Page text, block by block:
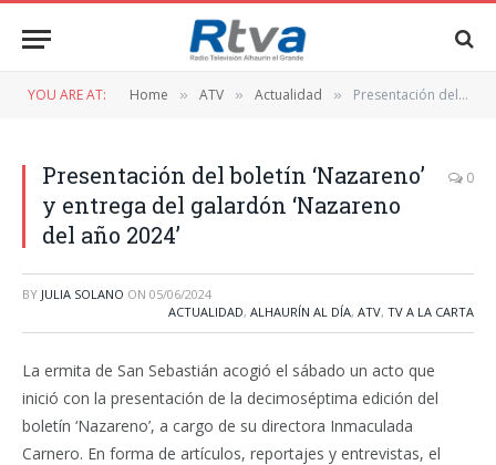
YOU ARE AT: Home » ATV » Actualidad » Presentación del boletín ‘Nazareno’ y entrega del galardón ‘Nazareno del año 2024’
Presentación del boletín ‘Nazareno’
y entrega del galardón ‘Nazareno
del año 2024’
0
BY JULIA SOLANO ON 05/06/2024
ACTUALIDAD, ALHAURÍN AL DÍA, ATV, TV A LA CARTA
La ermita de San Sebastián acogió el sábado un acto que
inició con la presentación de la decimoséptima edición del
boletín ‘Nazareno’, a cargo de su directora Inmaculada
Carnero. En forma de artículos, reportajes y entrevistas, el